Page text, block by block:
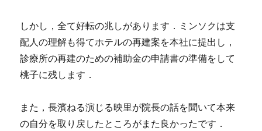
しかし，全て好転の兆しがあります．ミンソクは支
配人の理解も得てホテルの再建案を本社に提出し，
診療所の再建のための補助金の申請書の準備をして
桃子に残します．
また，長濱ねる演じる映里が院長の話を聞いて本来
の自分を取り戻したところがまた良かったです．